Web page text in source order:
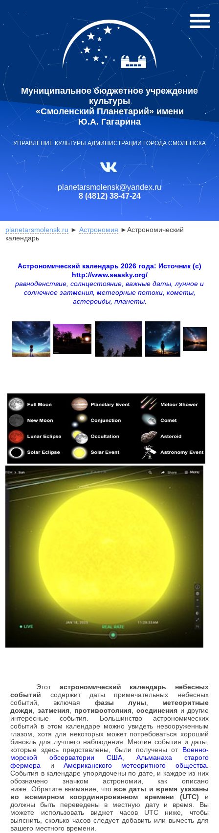
Муниципальное бюджетное учреждение
культуры
«Смоленский Планетарий» имени
Ю.А. Гагарина
УПРАВЛЕНИЕ КУЛЬТУРЫ АДМИНИСТРАЦИИ ГОРОДА СМОЛЕНСКА
planetarsmolensk@yandex.ru
8 (4812) 38-47-24
planetarsmolensk.ru ►Астрономия ►Астрономический
календарь
Астрономический календарь 2026 года: Источник (с)
http://www.seasky.org/
равноденствие, солнцестояние, важные даты, лунное и
солнечное затмения, метеорные потоки, кометы,
астероиды, планеты.
Этот астрономический календарь небесных
событий содержит даты примечательных небесных
событий, включая фазы луны
метеоритные
дожди ,затмения противостояния соединенияи другие
интересные события. Большинство астрономических
событий в этом календаре можно увидеть невооруженным
глазом, хотя для некоторых может потребоваться хороший
бинокль для лучшего наблюдения. Многие события и даты,
которые здесь представлены, были получены от Военно-
морской обсерватории США
Альманаха старого
фермера и Американского метеоритного общества
События в календаре упорядочены по дате, и каждое из них
обозначено значком астрономии, как описано
ниже. Обратите внимание, что все даты и время указаны
во всемирном координированном времени (UTC) и
должны быть переведены в местную дату и время.
Вы
можете использовать виджет часов UTC ниже, чтобы
выяснить, сколько часов следует добавить или вычесть для
вашего местного времени.